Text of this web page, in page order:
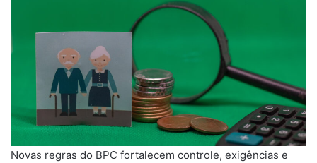
Novas regras do BPC fortalecem controle, exigências e